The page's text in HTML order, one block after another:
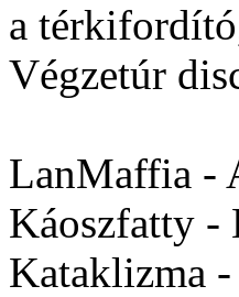
a
Végzetúr
LanMaffia -
Káoszfatty -
Kataklizma